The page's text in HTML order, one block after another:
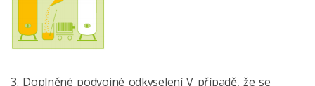
3. Doplněné podvojné odkyselení V případě, že se